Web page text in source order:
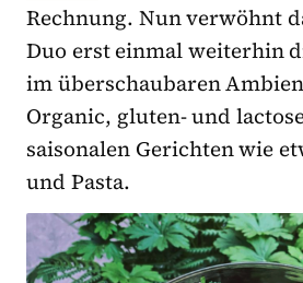
Rechnung. Nun verwöhnt
Duo erst einmal weiterhin
im überschaubaren
Organic, gluten- und
saisonalen Gerichten wie
und Pasta.